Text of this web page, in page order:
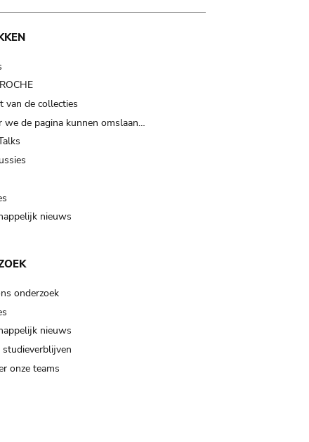
van de collecties
we de pagina kunnen omslaan…
nieuws
onderzoek
nieuws
onze teams